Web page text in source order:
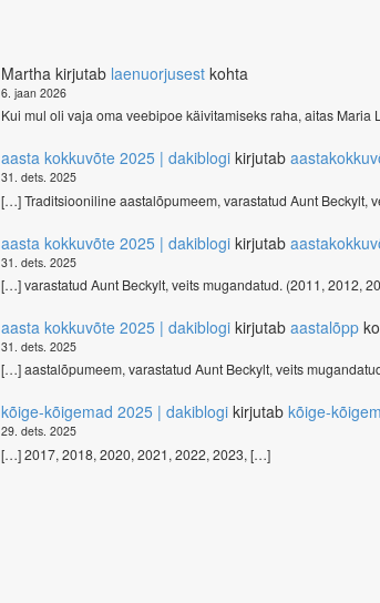
Martha kirjutab laenuorjusestkohta
6. jaan 2026
Kui mul oli vaja oma veebipoe käivitamiseks raha, aitas
aasta kokkuvõte 2025 | dakiblogikirjutab
31. dets. 2025
[…] Traditsiooniline aastalõpumeem, varastatud Aunt Beckylt,
aasta kokkuvõte 2025 | dakiblogikirjutab
31. dets. 2025
[…] varastatud Aunt Beckylt, veits mugandatud. (2011, 2012,
aasta kokkuvõte 2025 | dakiblogikirjutab aastalõpp
31. dets. 2025
[…] aastalõpumeem, varastatud Aunt Beckylt, veits
kõige-kõigemad 2025 | dakiblogikirjutab kõige-
29. dets. 2025
[…] 2017, 2018, 2020, 2021, 2022, 2023, […]